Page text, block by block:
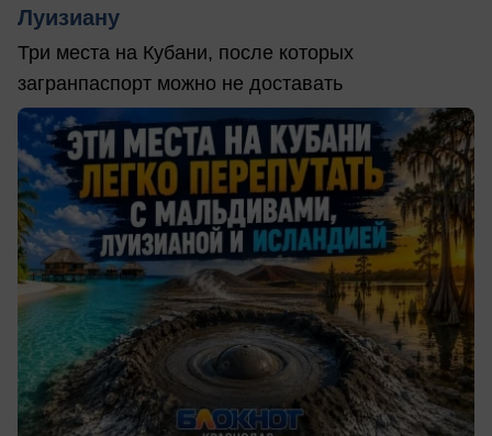
Луизиану
Три места на Кубани, после которых
загранпаспорт можно не доставать